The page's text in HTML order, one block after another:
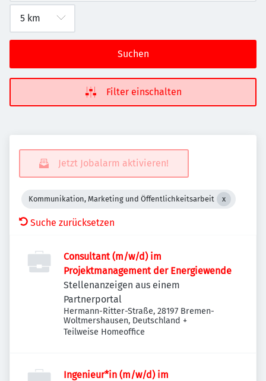
Suchen
Filter einschalten
Jetzt Jobalarm aktivieren!
Kommunikation, Marketing und Öffentlichkeitsarbeit
Suche zurücksetzen
Consultant (m/w/d) im
Projektmanagement der Energiewende
Stellenanzeigen aus einem
Partnerportal
Hermann-Ritter-Straße, 28197 Bremen-
Woltmershausen, Deutschland +
Teilweise Homeoffice
Ingenieur*in (m/w/d) im